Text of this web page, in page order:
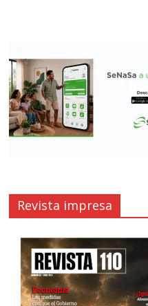
Revista impresa